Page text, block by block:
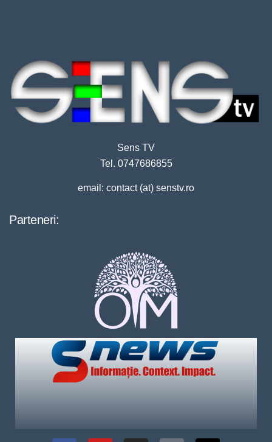
Sens TV
Tel. 0747686855
email: contact (at) senstv.ro
Parteneri: